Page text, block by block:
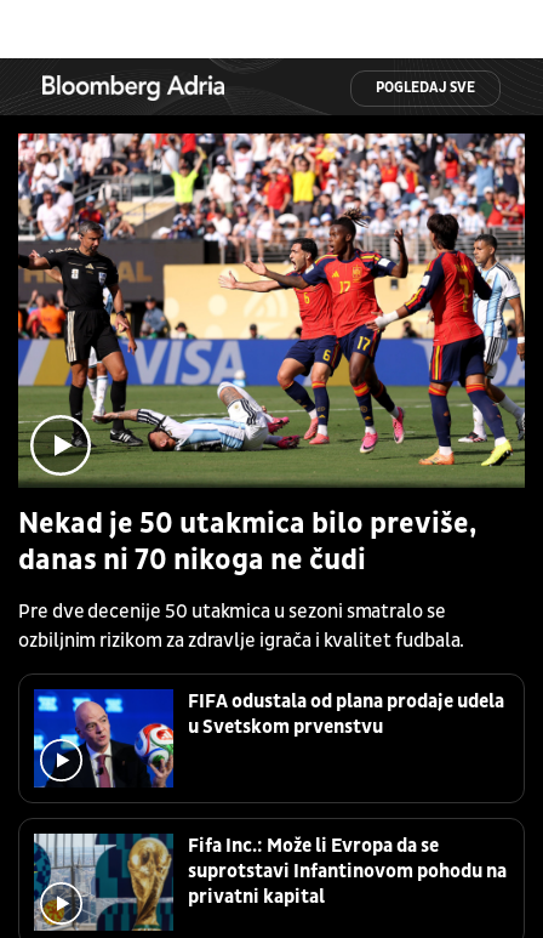
POGLEDAJ SVE
Nekad je 50 utakmica bilo previše,
danas ni 70 nikoga ne čudi
Pre dve decenije 50 utakmica u sezoni smatralo se
ozbiljnim rizikom za zdravlje igrača i kvalitet fudbala.
FIFA odustala od plana prodaje udela
u Svetskom prvenstvu
Fifa Inc.: Može li Evropa da se
suprotstavi Infantinovom pohodu na
privatni kapital